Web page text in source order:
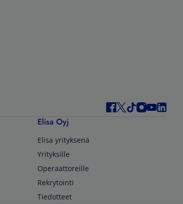
Elisa Oyj
Elisa yrityksenä
Yrityksille
Operaattoreille
Rekrytointi
Tiedotteet